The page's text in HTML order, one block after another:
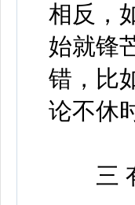
相反，
始就锋
错，比
论不休
三